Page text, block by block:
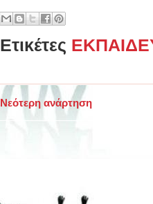
Ετικέτες
Νεότερη ανάρτηση